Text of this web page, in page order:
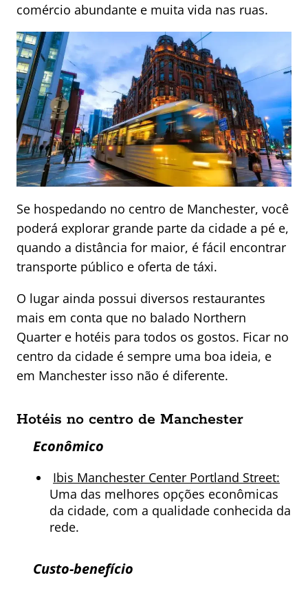
comércio abundante e muita vida nas ruas.
Se hospedando no centro de Manchester, você
poderá explorar grande parte da cidade a pé e,
quando a distância for maior, é fácil encontrar
transporte público e oferta de táxi.
O lugar ainda possui diversos restaurantes
mais em conta que no balado Northern
Quarter e hotéis para todos os gostos. Ficar no
centro da cidade é sempre uma boa ideia, e
em Manchester isso não é diferente.
Hotéis no centro de Manchester
Econômico
Ibis Manchester Center Portland Street:
Uma das melhores opções econômicas
da cidade, com a qualidade conhecida da
rede.
Custo-benefício